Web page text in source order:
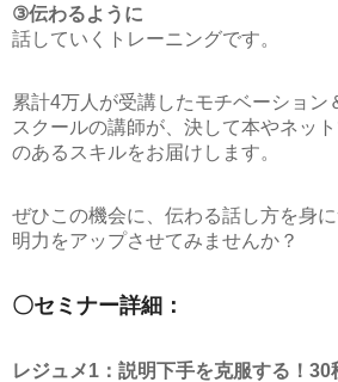
③伝わるように
話していくトレーニングです。
累計4万人が受講したモチベーション
スクールの講師が、決して本やネッ
のあるスキルをお届けします。
ぜひこの機会に、伝わる話し方を身
明力をアップさせてみませんか？
〇セミナー詳細：
レジュメ1：説明下手を克服する！30